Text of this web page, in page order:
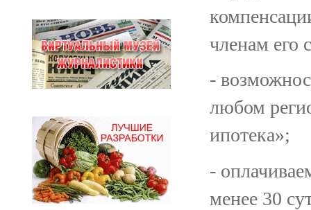
членам его
-
любом
ипотека»;
-
менее 30